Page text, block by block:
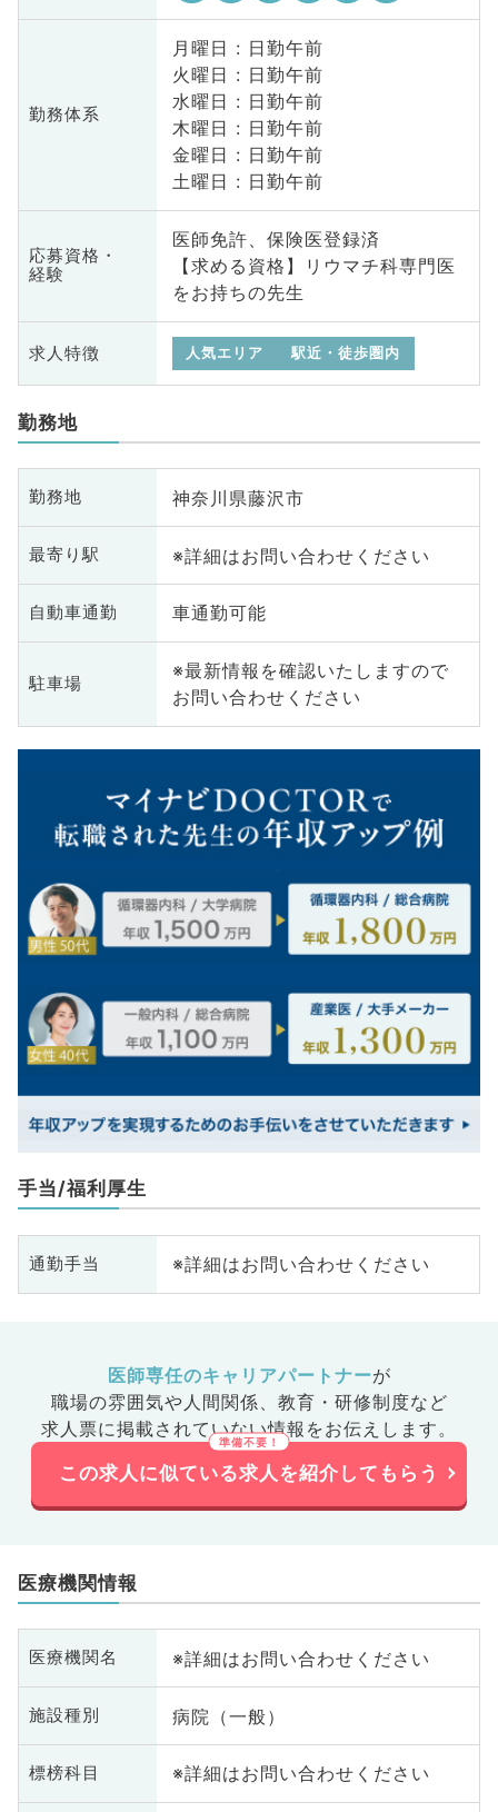
勤務体系
月曜日 : 日勤午前
火曜日 : 日勤午前
水曜日 : 日勤午前
木曜日 : 日勤午前
金曜日 : 日勤午前
土曜日 : 日勤午前
応募資格・
経験
医師免許、保険医登録済
【求める資格】リウマチ科専門医
をお持ちの先生
求人特徴 人気エリア 駅近・徒歩圏内
勤務地
勤務地 神奈川県藤沢市
最寄り駅 ※詳細はお問い合わせください
自動車通勤 車通勤可能
駐車場
※最新情報を確認いたしますので
お問い合わせください
手当/福利厚生
通勤手当 ※詳細はお問い合わせください
医師専任のキャリアパートナーが
職場の雰囲気や人間関係、 教育・研修制度など
求人票に掲載されていない情報をお伝えします。
この求人に似ている求人を紹介してもらう
医療機関情報
医療機関名 ※詳細はお問い合わせください
施設種別 病院（一般）
標榜科目 ※詳細はお問い合わせください